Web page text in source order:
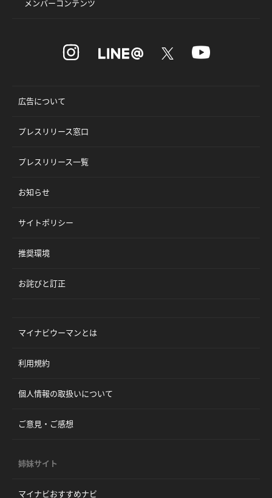
メンバーコンテンツ
広告について
プレスリリース窓口
プレスリリース一覧
お知らせ
サイトポリシー
推奨環境
お詫びと訂正
マイナビウーマンとは
利用規約
個人情報の取扱いについて
ご意見・ご感想
姉妹サイト
マイナビおすすめナビ